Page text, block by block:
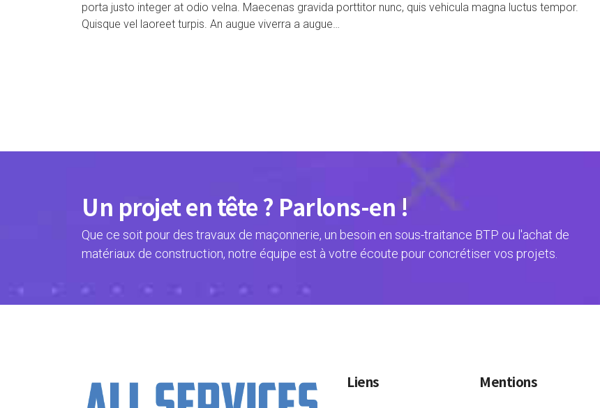
porta justo integer at odio velna. Maecenas gravida porttitor nunc, quis vehicula magna luctus tempor.
Quisque vel laoreet turpis. An augue viverra a augue…
Un projet en tête ? Parlons-en !
Que ce soit pour des travaux de maçonnerie, un besoin en sous-traitance BTP ou l'achat de
matériaux de construction, notre équipe est à votre écoute pour concrétiser vos projets.
Liens Mentions